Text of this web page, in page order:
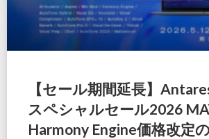
【セール期間延長】
スペシャルセール2026
Harmony Engine価格改定